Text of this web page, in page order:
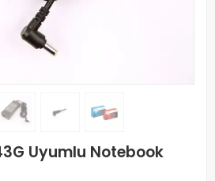
Uyumlu Notebook